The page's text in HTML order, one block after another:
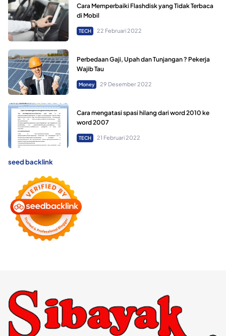
Cara Memperbaiki Flashdisk yang Tidak Terbaca
di Mobil
TECH 22 Februari 2022
Perbedaan Gaji, Upah dan Tunjangan ? Pekerja
Wajib Tau
Money 29 Desember 2022
Cara mengatasi spasi hilang dari word 2010 ke
word 2007
TECH 21 Februari 2022
seed backlink